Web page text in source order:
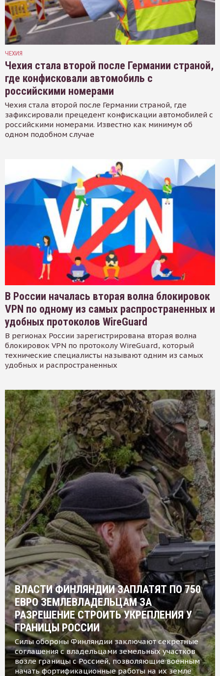
ЧЕХИЯ
Чехия стала второй после Германии страной,
где конфисковали автомобиль с
российскими номерами
Чехия стала второй после Германии страной, где
зафиксировали прецедент конфискации автомобилей с
российскими номерами. Известно как минимум об
одном подобном случае
В России началась вторая волна блокировок
VPN по одному из самых распространенных и
удобных протоколов WireGuard
В регионах России зарегистрирована вторая волна
блокировок VPN по протоколу WireGuard, который
технические специалисты называют одним из самых
удобных и распространенных
ВЛАСТИ ФИНЛЯНДИИ ЗАПЛАТЯТ ПО 750
ЕВРО ЗЕМЛЕВЛАДЕЛЬЦАМ ЗА
РАЗРЕШЕНИЕ СТРОИТЬ УКРЕПЛЕНИЯ У
ГРАНИЦЫ РОССИИ
Силы обороны Финляндии заключают секретные
соглашения с владельцами земельных участков
возле границы с Россией, позволяющие военным
начать фортификационные работы на их земле